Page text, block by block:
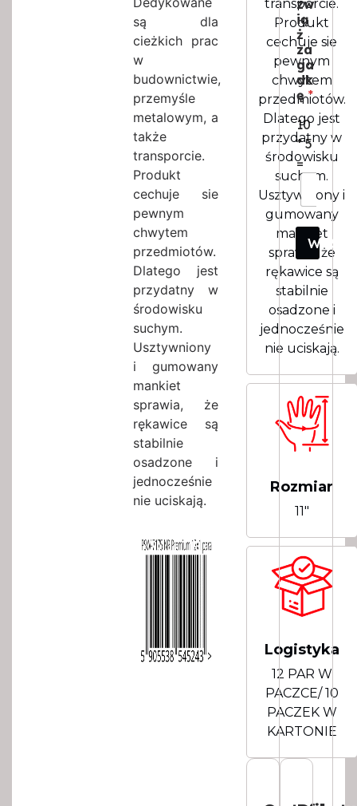
są dla
cieżkich prac
w
budownictwie,
przemyśle
metalowym, a
także
transporcie.
Produkt
cechuje sie
pewnym
chwytem
przedmiotów.
Dlatego jest
przydatny w
środowisku
suchym.
Usztywniony
i gumowany
mankiet
sprawia, że
rękawice są
stabilnie
osadzone i
jednocześnie
nie uciskają.
transporcie.
Produkt
cechuje sie
pewnym
chwytem
przedmiotów.
Dlatego jest
przydatny w
środowisku
suchym.
Usztywniony i
gumowany
mankiet
sprawia, że
rękawice są
stabilnie
osadzone i
jednocześnie
nie uciskają.
Rozmiar
11"
Logistyka
12 PAR W
PACZCE/ 10
PACZEK W
KARTONIE
zw
ią
ż
za
ga
dk
ę*
10
* 5
=